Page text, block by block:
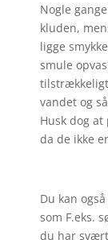
Nogle
kluden,
ligge
smule
tilstrækkeligt
vandet og
Husk dog
da de ikke
Du kan
som F.eks.
du har